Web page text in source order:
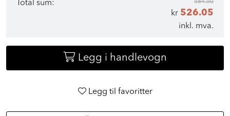
Total sum: 584.50
kr 526.05
inkl. mva.
Legg i handlevogn
Legg til favoritter